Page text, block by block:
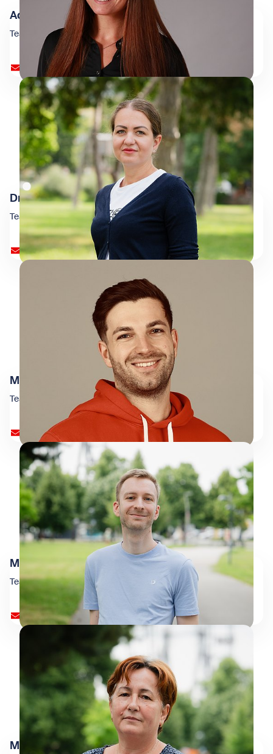
Adriana Horvathova
Team Personal
personal@wienxtra.at
Dragana Ivkovic
Team Personal
personal@wienxtra.at
Michael Lang
Team Finanz
buchhaltung@wienxtra.at
Matthias Moser
Team Finanz
buchhaltung@wienxtra.at
Milenija Pesina